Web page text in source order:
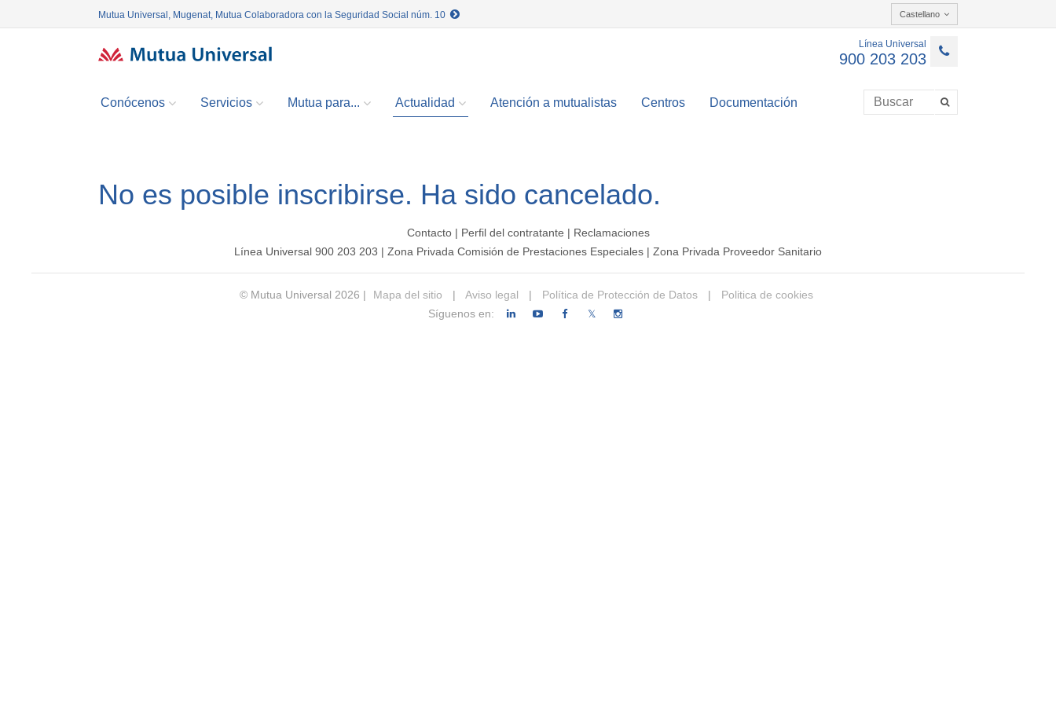
Mutua Universal, Mugenat, Mutua Colaboradora con la Seguridad Social núm. 10 Castellano
Línea Universal
900 203 203
Conócenos Servicios Mutua para... Actualidad Atención a mutualistas Centros Documentación
No es posible inscribirse. Ha sido cancelado.
Contacto| Perfil del contratante | Reclamaciones
Línea Universal 900 203 203 | Zona Privada Comisión de Prestaciones Especiales | Zona Privada Proveedor Sanitario
© Mutua Universal 2026 | Mapa del sitio | Aviso legal | Política de Protección de Datos |
Politica de cookies
Síguenos en:
𝕏